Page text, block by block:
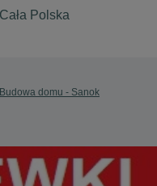
Budowa domu - Sanok